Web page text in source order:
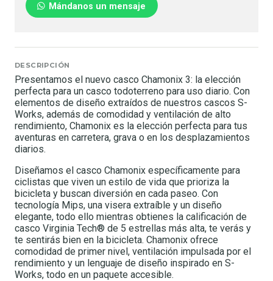
Mándanos un mensaje
DESCRIPCIÓN
Presentamos el nuevo casco Chamonix 3: la elección
perfecta para un casco todoterreno para uso diario. Con
elementos de diseño extraídos de nuestros cascos S-
Works, además de comodidad y ventilación de alto
rendimiento, Chamonix es la elección perfecta para tus
aventuras en carretera, grava o en los desplazamientos
diarios.
Diseñamos el casco Chamonix específicamente para
ciclistas que viven un estilo de vida que prioriza la
bicicleta y buscan diversión en cada paseo. Con
tecnología Mips, una visera extraíble y un diseño
elegante, todo ello mientras obtienes la calificación de
casco Virginia Tech® de 5 estrellas más alta, te verás y
te sentirás bien en la bicicleta. Chamonix ofrece
comodidad de primer nivel, ventilación impulsada por el
rendimiento y un lenguaje de diseño inspirado en S-
Works, todo en un paquete accesible.